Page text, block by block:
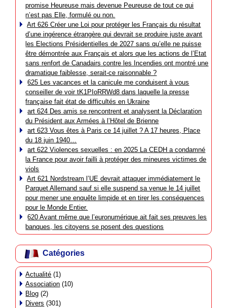
promise Heureuse mais devenue Peureuse de tout ce qui
n’est pas Elle, formulé ou non.
Art 626 Créer une Loi pour protéger les Français du résultat
d’une ingérence étrangère qui devrait se produire juste avant
les Elections Présidentielles de 2027 sans qu’elle ne puisse
être démontrée aux Français et alors que les actions de l’Etat
sans renfort de Canadairs contre les Incendies ont montré une
dramatique faiblesse, serait-ce raisonnable ?
625 Les vacances et la canicule me conduisent à vous
conseiller de voir tK1PIoRRWd8 dans laquelle la presse
française fait état de difficultés en Ukraine
art 624 Des amis se rencontrent et analysent la Déclaration
du Président aux Armées à l’Hôtel de Brienne
art 623 Vous êtes à Paris ce 14 juillet ? A 17 heures, Place
du 18 juin 1940…
art 622 Violences sexuelles : en 2025 La CEDH a condamné
la France pour avoir failli à protéger des mineures victimes de
viols
Art 621 Nordstream l’UE devrait attaquer immédiatement le
Parquet Allemand sauf si elle suspend sa venue le 14 juillet
pour mener une enquête limpide et en tirer les conséquences
pour le Monde Entier.
620 Avant même que l’euronumérique ait fait ses preuves les
banques, les citoyens se posent des questions
Catégories
Actualité (1)
Association (10)
Blog (2)
Divers (301)